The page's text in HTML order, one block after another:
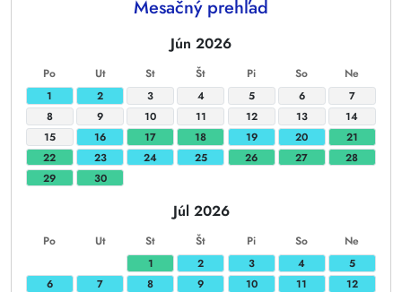
Mesačný prehľad
Jún 2026
Po Ut St Št Pi So Ne
1 2 3 4 5 6
7
8
9 10 11 12 13
14
15
16 17 18 19 20
21
22
23 24 25 26 27
28
29
30
Júl 2026
Po Ut St Št Pi So Ne
1 2 3 4
5
6
7 8 9 10 11
12